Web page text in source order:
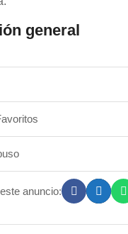
general
anuncio: